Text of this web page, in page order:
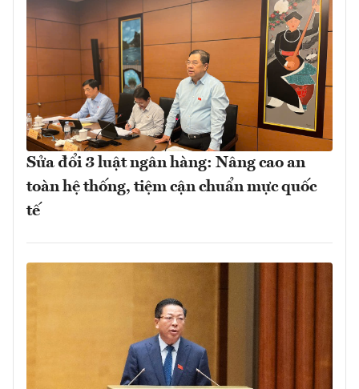
Sửa đổi 3 luật ngân hàng: Nâng cao an
toàn hệ thống, tiệm cận chuẩn mực quốc
tế